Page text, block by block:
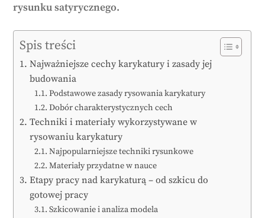
rysunku satyrycznego.
Spis treści
Najważniejsze cechy karykatury i zasady jej
budowania
Podstawowe zasady rysowania karykatury
Dobór charakterystycznych cech
Techniki i materiały wykorzystywane w
rysowaniu karykatury
Najpopularniejsze techniki rysunkowe
Materiały przydatne w nauce
Etapy pracy nad karykaturą – od szkicu do
gotowej pracy
Szkicowanie i analiza modela